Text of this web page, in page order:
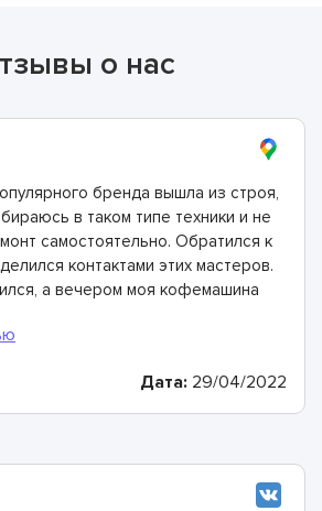
о нас
бренда вышла из строя,
в таком типе техники и не
самостоятельно. Обратился к
контактами этих мастеров.
а вечером моя кофемашина
Дата: 29/04/2022